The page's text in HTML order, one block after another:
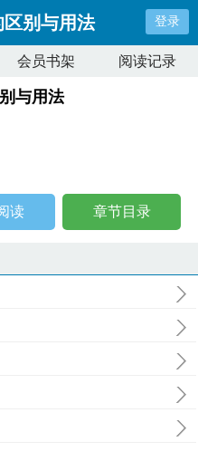
别与用法 登录
会员书架 阅读记录
与用法
读 章节目录